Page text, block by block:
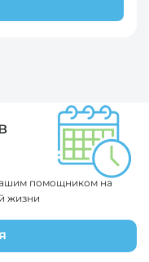
помощником на
жизни